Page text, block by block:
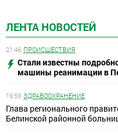
ЛЕНТА НОВОСТЕЙ
21:46 ПРОИСШЕСТВИЯ
Стали известны
машины реанимации в
19:59 ЗДРАВООХРАНЕНИЕ
Глава регионального
Белинской районной